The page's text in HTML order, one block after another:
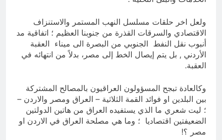
ولعل اخر حلقات مسلسل النهب المستمر والاستنزاف
الاقتصادي والسرقات القذرة من جنوبنا العظيم ؛ اتفاقية مد
أنبوب نقل النفط الجنوبي من البصرة الى ميناء العقبة
الأردني , بل يتم إيصال الخط إلى مصر، بدلاً من انتهائه في
العقبة.
وكالعادة تبجح المسؤولون العراقيون بالمصالح المشتركة
بين البلدين او فوائد القمة الثلاثية – العراق ومصر والاردن –
؛ ليت شعري ما الذي يستفيده العراق من هاتين الدولتين
الضعيفتين اقتصاديا ؛ وما هي مصلحة العراق في الاردن او
مصر ؟!